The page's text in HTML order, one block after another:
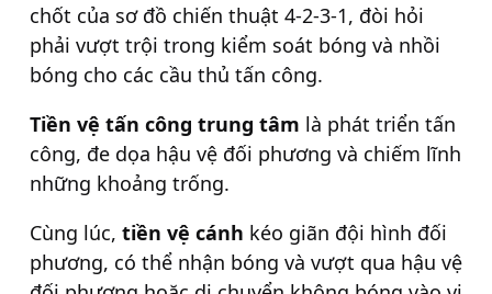
chốt của sơ đồ chiến thuật 4-2-3-1, đòi hỏi
phải vượt trội trong kiểm soát bóng và nhồi
bóng cho các cầu thủ tấn công.
Tiền vệ tấn công trung tâm là phát triển tấn
công, đe dọa hậu vệ đối phương và chiếm lĩnh
những khoảng trống.
Cùng lúc, tiền vệ cánh kéo giãn đội hình đối
phương, có thể nhận bóng và vượt qua hậu vệ